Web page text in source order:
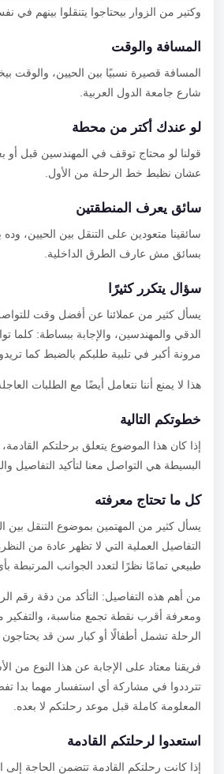
وكتير من الزوار بيحتاجوا يتنقلوا بينهم في
المسافة والوقت
المسافة قصيرة نسبيًا بين الحيين، والوقت
شارع جامعة الدول العربية.
لو عندك أكتر من محطة
قولنا لو محتاج توقف في المهندسين قبل أو
عشان نظبط خط الرحلة من الأول.
سائق يعرف المنطقتين
سائقينا متعودين على التنقل بين الحيين، وده
بسائق مش عارف الطرق الداخلية.
سؤال يتكرر كثيرًا
يسأل كثير من عملائنا عن أفضل وقت
الدقي والمهندسين، والإجابة ببساطة: كلما
مرونة أكبر في تلبية طلبكم بالضبط كما
هذا لا يمنع أننا نتعامل أيضًا مع الطلبات
خطوتكم التالية
إذا كان هذا الموضوع يتعلق برحلتكم القادمة،
البسيطة هي التواصل معنا لتأكيد التفاصيل
كل ما تحتاج معرفته
يسأل كثير من المهتمين بموضوع التنقل بين
التفاصيل العملية التي لا تظهر عادة من النظرة
طبيعي تمامًا نظرًا لتعدد الجوانب المرتبطة
من أهم هذه التفاصيل: التأكد من دقة رقم
ومعرفة أقرب نقطة تجمع مناسبة، والتفكير
الرحلة تشمل أطفالًا أو كبار سن قد يحتاجون
فريقنا معتاد على الإجابة عن هذا النوع من
تترددوا في مشاركة أي استفسار مهما بدا
المعلومة كاملة قبل موعد رحلتكم لا بعده.
استعدوا لرحلتكم القادمة
إذا كانت رحلتكم القادمة تتضمن الحاجة إلى